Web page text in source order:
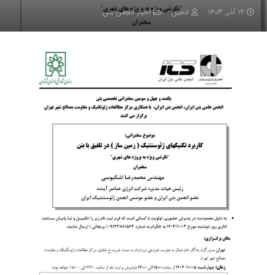
۱۲ آذر, ۱۴۰۳ ادمین اخبار انجمن بتن